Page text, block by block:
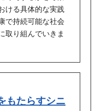
ける具体的な実践
で持続可能な社会
取り組んでいきま
もたらすシニ